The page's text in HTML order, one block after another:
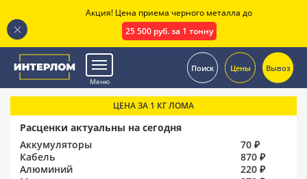
Меню
Поиск Цены Вывоз
ЦЕНА ЗА 1 КГ ЛОМА
Расценки актуальны на сегодня
Аккумуляторы
70 ₽
Кабель
870 ₽
Алюминий
220 ₽
Акция! Цена приема черного металла до
25 500 руб. за 1 тонну
.